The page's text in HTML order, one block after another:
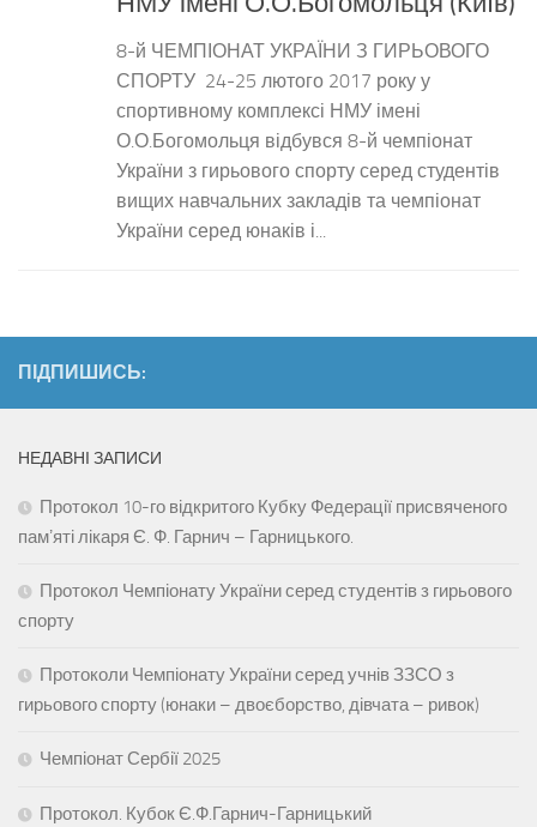
8-й ЧЕМПІОНАТ УКРАЇНИ З ГИРЬОВОГО
СПОРТУ 24-25 лютого 2017 року у
спортивному комплексі НМУ імені
О.О.Богомольця відбувся 8-й чемпіонат
України з гирьового спорту серед студентів
вищих навчальних закладів та чемпіонат
України серед юнаків і...
ПІДПИШИСЬ:
НЕДАВНІ ЗАПИСИ
Протокол 10-го відкритого Кубку Федерації присвяченого
памʼяті лікаря Є. Ф. Гарнич – Гарницького.
Протокол Чемпіонату України серед студентів з гирьового
спорту
Протоколи Чемпіонату України серед учнів ЗЗСО з
гирьового спорту (юнаки – двоєборство, дівчата – ривок)
Чемпіонат Сербії 2025
Протокол. Кубок Є.Ф.Гарнич-Гарницький